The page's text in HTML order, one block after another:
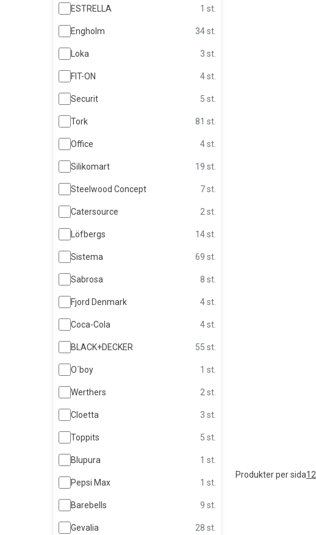
ESTRELLA 1 st.
Engholm 34 st.
Loka 3 st.
FIT-ON 4 st.
Securit 5 st.
Tork 81 st.
Office 4 st.
Silikomart 19 st.
Steelwood Concept 7 st.
Catersource 2 st.
Löfbergs 14 st.
Sistema 69 st.
Sabrosa 8 st.
Fjord Denmark 4 st.
Coca-Cola 4 st.
BLACK+DECKER 55 st.
O´boy 1 st.
Werthers 2 st.
Cloetta 3 st.
Toppits 5 st.
Blupura 1 st.
Pepsi Max 1 st.
Barebells 9 st.
Gevalia 28 st.
Produkter per sida12